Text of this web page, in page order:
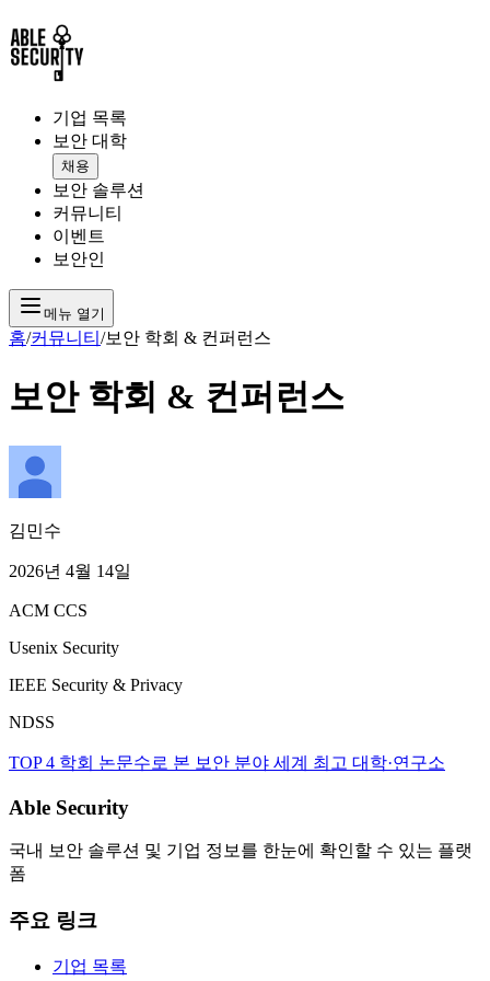
기업 목록
보안 대학
채용
보안 솔루션
커뮤니티
이벤트
보안인
메뉴 열기
홈/커뮤니티 /보안 학회 & 컨퍼런스
보안 학회 & 컨퍼런스
김민수
2026년 4월 14일
ACM CCS
Usenix Security
IEEE Security & Privacy
NDSS
TOP 4 학회 논문수로 본 보안 분야 세계 최고 대학·연구소
Able Security
국내 보안 솔루션 및 기업 정보를 한눈에 확인할 수 있는 플랫
폼
주요 링크
기업 목록